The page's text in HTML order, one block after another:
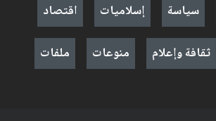
سياسة إسلاميات
اقتصاد
ثقافة وإعلام منوعات ملفات